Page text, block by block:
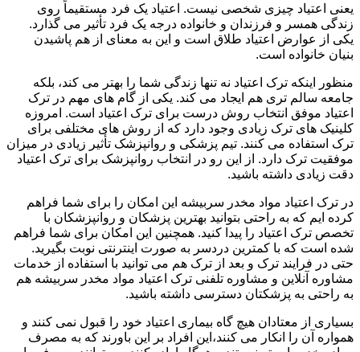
یعنی اعتیاد چیزی شخصی نیست. اعتیاد یک فرد مستقیماً روی
زندگی همسر و فرزندان و خانواده درجه یک فرد تأثیر می گذارد.
یکی از عوارض اعتیاد طلاق است و این به معنای از هم پاشیدن
بنیان خانواده است.
منظور اینکه ترک اعتیاد نه تنها زندگی شما را بهتر می کند، بلکه
جامعه سالم تری هم ایجاد می کند. یکی از گام های مهم در ترک
اعتیاد موفق انتخاب روش درست برای ترک اعتیاد است. امروزه
کلینیک های ترک زیادی وجود دارد که از روش های مختلفی برای
ترک استفاده می کنند. تیم پزشکی و روانپزشک تأثیر زیادی در میزان
موفقیت ترک دارد. از این رو در انتخاب روانپزشک برای ترک اعتیاد
دقت زیادی داشته باشید.
در ترک اعتیاد مواد مخدر سربیشه این امکان را برای شما فراهم
کرده ایم که به راحتی بتوانید بهترین پزشکان و روانپزشکان با
تخصص ترک اعتیاد را پیدا کنید. همچنین این امکان برای شما فراهم
شده است که با کمترین دردسر به صورت اینترنتی نوبت بگیرید.
حتی در فرایند ترک و بعد از ترک هم می توانید با استفاده از خدمات
مشاوره آنلاین و مشاوره تلفنی ترک اعتیاد مواد مخدر سربیشه هم
به راحتی به پزشکتان دسترسی داشته باشید.
بسیاری از معتادان هیچ گاه بیماری اعتیاد خود را قبول نمی کنند و
همواره آن را انکار می کنند،این افراد بر این باورند که به مصرف